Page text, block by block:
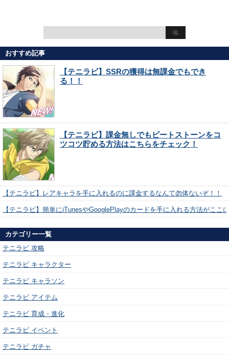
おすすめ記事
【テニラビ】SSRの獲得は無課金でもでき
る！！
【テニラビ】課金無しでもビートストーンをコ
ツコツ貯める方法はこちらをチェック！
【テニラビ】レアキャラを手に入れるのに課金するなんて勿体ないぞ！！
【テニラビ】簡単にiTunesやGooglePlayのカードを手に入れる方法がここ
カテゴリー一覧
テニラビ 攻略
テニラビ キャラクター
テニラビ キャラソン
テニラビ アイテム
テニラビ 育成・進化
テニラビ イベント
テニラビ ガチャ